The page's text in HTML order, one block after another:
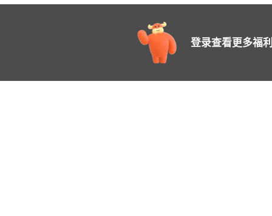
登录查看更多福